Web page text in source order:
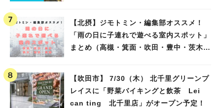
【北摂】ジモトミン・編集部オススメ！
「雨の日に子連れで遊べる室内スポット」
まとめ（高槻・箕面・吹田・豊中・茨木・
【吹田市】 7/30（木） 北千里グリーンプ
レイスに「野菜バイキングと飲茶 Lei
can ting 北千里店」がオープン予定！
人気のキーワード
#今週どこいく？#自然とふれあう#ランチ #カフェ#まとめ
#教えたい／教えて投稿記事#大阪学院大 商品開発プロジェクト